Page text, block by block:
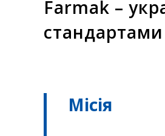
Farmak –
стандартами
Місія